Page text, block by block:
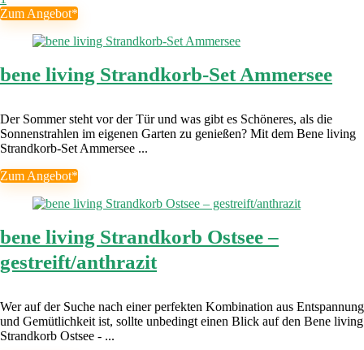
Zum Angebot*
bene living Strandkorb-Set Ammersee
Der Sommer steht vor der Tür und was gibt es Schöneres, als die
Sonnenstrahlen im eigenen Garten zu genießen? Mit dem Bene living
Strandkorb-Set Ammersee ...
Zum Angebot*
bene living Strandkorb Ostsee –
gestreift/anthrazit
Wer auf der Suche nach einer perfekten Kombination aus Entspannung
und Gemütlichkeit ist, sollte unbedingt einen Blick auf den Bene living
Strandkorb Ostsee - ...